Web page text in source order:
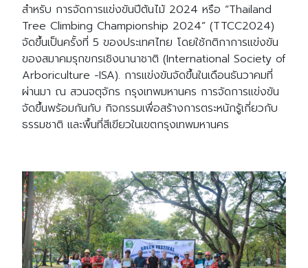
สำหรับ การจัดการแข่งขันปีต้นไม้ 2024 หรือ “Thailand
Tree Climbing Championship 2024” (TTCC2024)
จัดขึ้นเป็นครั้งที่ 5 ของประเทศไทย โดยใช้กติกาการแข่งขัน
ของสมาคมรุกขกรเชิงนานาชาติ (International Society of
Arboriculture -ISA). การแข่งขันจัดขึ้นในเดือนธันวาคมที่
ผ่านมา ณ สวนจตุจักร กรุงเทพมหานคร การจัดการแข่งขัน
จัดขึ้นพร้อมกันกับ กิจกรรมเพื่อสร้างการตระหนักรู้เกี่ยวกับ
ธรรมชาติ และพื้นที่สีเขียวในเขตกรุงเทพมหานคร